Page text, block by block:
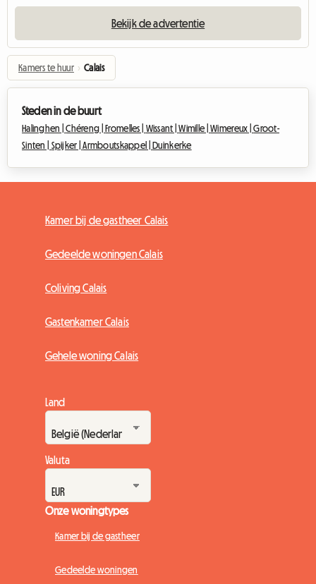
Bekijk de advertentie
Kamers te huur › Calais
Steden in de buurt
Halinghen |Chéreng |Fromelles | Wissant |Wimille |Wimereux |Groot-
Sinten | Spijker |Armboutskappel |Duinkerke
Kamer bij de gastheer Calais
Gedeelde woningen Calais
Coliving Calais
Gastenkamer Calais
Gehele woning Calais
Land
Valuta
Onze woningtypes
Kamer bij de gastheer
Gedeelde woningen